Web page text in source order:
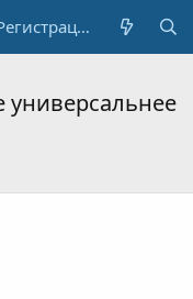
Регистрация
универсальнее